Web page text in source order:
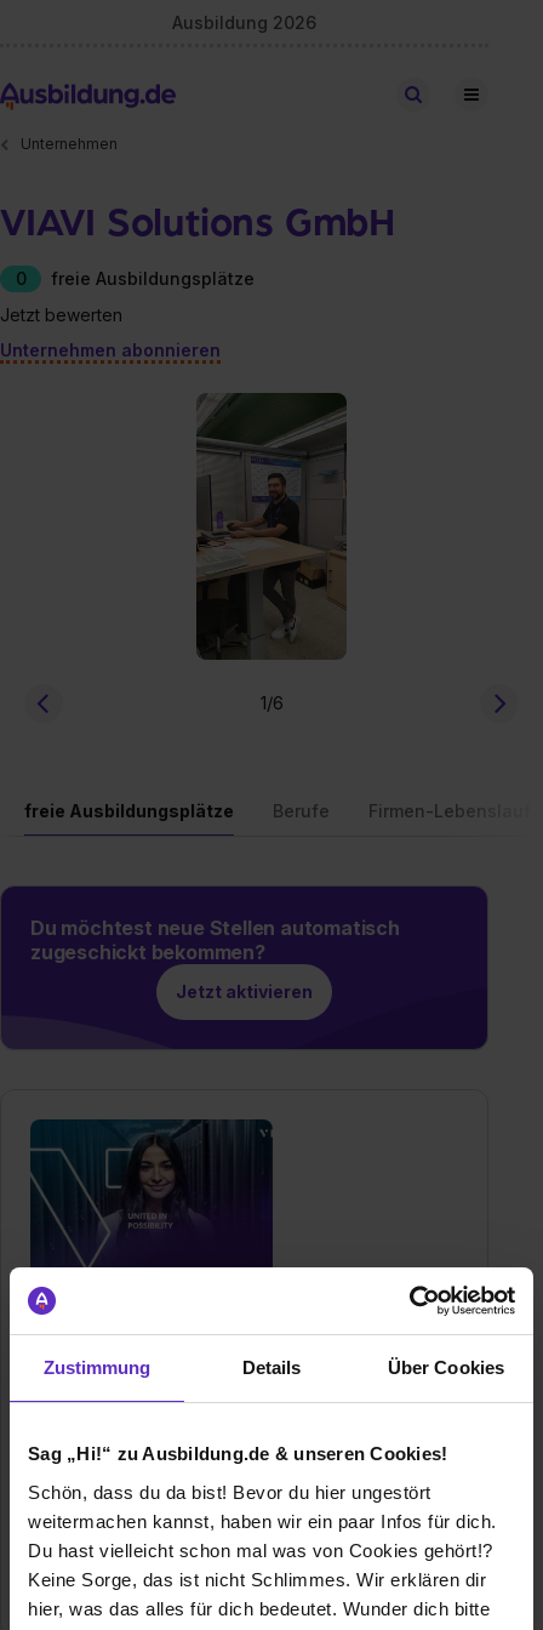
Zustimmung Details Über Cookies
Sag „Hi!“ zu Ausbildung.de & unseren Cookies!
Schön, dass du da bist! Bevor du hier ungestört
weitermachen kannst, haben wir ein paar Infos für dich.
Du hast vielleicht schon mal was von Cookies gehört!?
Keine Sorge, das ist nicht Schlimmes. Wir erklären dir
hier, was das alles für dich bedeutet. Wunder dich bitte
Ausbildung 2026
Stellen finden
Unternehmen
VIAVI Solutions GmbH
0
freie Ausbildungsplätze
Jetzt bewerten
Unternehmen abonnieren
1/6
freie Ausbildungsplätze Berufe Firmen-Lebenslauf
Du möchtest neue Stellen automatisch
zugeschickt bekommen?
Jetzt aktivieren
VIAVI Solutions GmbH
72800 Eningen unter Achalm
07121861206
Weltweit 3500 / Deutschland ca. 230